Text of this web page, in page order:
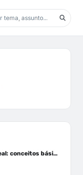
Intubação Orotraqueal: conceitos básicos